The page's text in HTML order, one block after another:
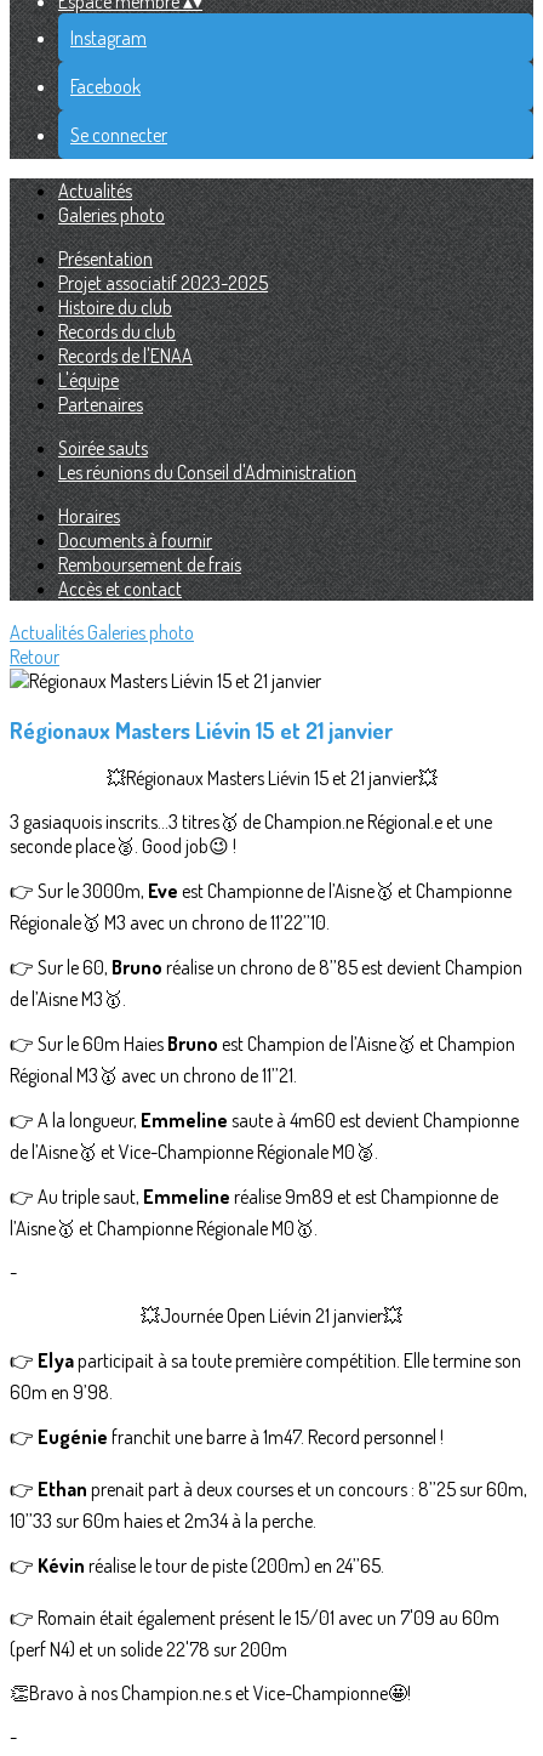
Instagram
Facebook
Se connecter
Actualités
Galeries photo
Présentation
Projet associatif 2023-2025
Histoire du club
Records du club
Records de l'ENAA
L'équipe
Partenaires
Soirée sauts
Les réunions du Conseil d'Administration
Horaires
Documents à fournir
Remboursement de frais
Accès et contact
Actualités Galeries photo
Retour
Régionaux Masters Liévin 15 et 21 janvier
💥Régionaux Masters Liévin 15 et 21 janvier💥
3 gasiaquois inscrits…3 titres🥇 de Champion.ne Régional.e et une
seconde place🥈. Good job😉 !
👉 Sur le 3000m, Eve est Championne de l’Aisne🥇 et Championne
Régionale🥇 M3 avec un chrono de 11’22’’10.
👉 Sur le 60, Bruno réalise un chrono de 8’’85 est devient Champion
de l’Aisne M3🥇.
👉 Sur le 60m Haies Bruno est Champion de l’Aisne🥇 et Champion
Régional M3🥇 avec un chrono de 11’’21.
👉 A la longueur, Emmeline saute à 4m60 est devient Championne
de l’Aisne🥇 et Vice-Championne Régionale M0🥈.
👉 Au triple saut, Emmeline réalise 9m89 et est Championne de
l’Aisne🥇 et Championne Régionale M0🥇.
-
💥Journée Open Liévin 21 janvier💥
👉 Elyaparticipait à sa toute première compétition. Elle termine son
60m en 9’98.
👉 Eugénie franchit une barre à 1m47. Record personnel !
👉 Ethan prenait part à deux courses et un concours : 8’’25 sur 60m,
10’’33 sur 60m haies et 2m34 à la perche.
👉 Kévin réalise le tour de piste (200m) en 24’’65.
👉 Romain était également présent le 15/01 avec un 7'09 au 60m
(perf N4) et un solide 22'78 sur 200m
👏Bravo à nos Champion.ne.s et Vice-Championne🤩!
-